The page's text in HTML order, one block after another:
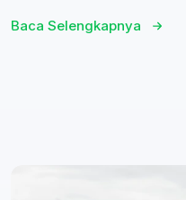
Baca Selengkapnya